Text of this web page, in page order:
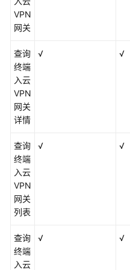
VPN
网关
查询
终端
入云
VPN
网关
详情
√ √
查询
终端
入云
VPN
网关
列表
√ √
查询
终端
入云
√ √